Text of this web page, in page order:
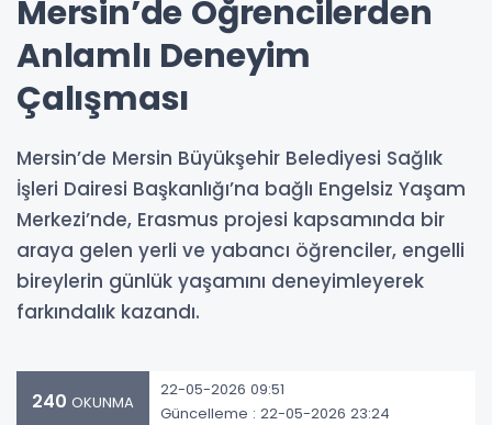
Mersin’de Öğrencilerden
Anlamlı Deneyim
Çalışması
Mersin’de Mersin Büyükşehir Belediyesi Sağlık
İşleri Dairesi Başkanlığı’na bağlı Engelsiz Yaşam
Merkezi’nde, Erasmus projesi kapsamında bir
araya gelen yerli ve yabancı öğrenciler, engelli
bireylerin günlük yaşamını deneyimleyerek
farkındalık kazandı.
240 OKUNMA
22-05-2026 09:51
Güncelleme : 22-05-2026 23:24